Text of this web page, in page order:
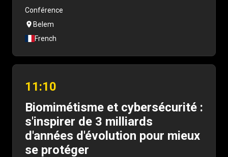
Conférence
Belem
French
11:10
Biomimétisme et cybersécurité :
s'inspirer de 3 milliards
d'années d'évolution pour mieux
se protéger